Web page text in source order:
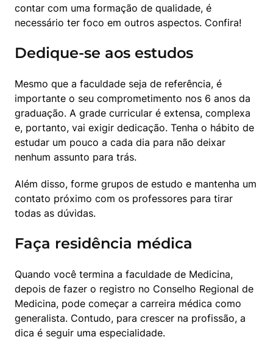
contar com uma formação de qualidade, é
necessário ter foco em outros aspectos. Confira!
Dedique-se aos estudos
Mesmo que a faculdade seja de referência, é
importante o seu comprometimento nos 6 anos da
graduação. A grade curricular é extensa, complexa
e, portanto, vai exigir dedicação. Tenha o hábito de
estudar um pouco a cada dia para não deixar
nenhum assunto para trás.
Além disso, forme grupos de estudo e mantenha um
contato próximo com os professores para tirar
todas as dúvidas.
Faça residência médica
Quando você termina a faculdade de Medicina,
depois de fazer o registro no Conselho Regional de
Medicina, pode começar a carreira médica como
generalista. Contudo, para crescer na profissão, a
dica é seguir uma especialidade.